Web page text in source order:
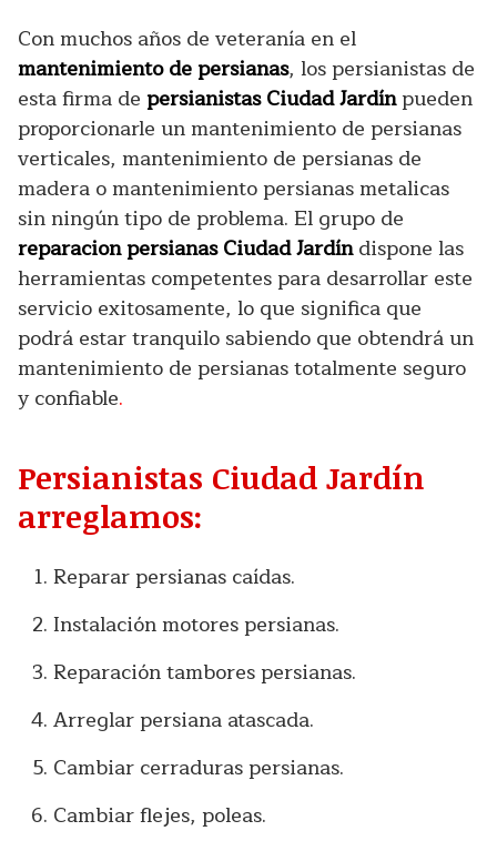
Con muchos años de veteranía en el
mantenimiento de persianas, los persianistas de
esta firma de persianistas Ciudad Jardínpueden
proporcionarle un mantenimiento de persianas
verticales, mantenimiento de persianas de
madera o mantenimiento persianas metalicas
sin ningún tipo de problema. El grupo de
reparacion persianas Ciudad Jardíndispone las
herramientas competentes para desarrollar este
servicio exitosamente, lo que significa que
podrá estar tranquilo sabiendo que obtendrá un
mantenimiento de persianas totalmente seguro
y confiable.
Persianistas Ciudad Jardín
arreglamos:
Reparar persianas caídas.
Instalación motores persianas.
Reparación tambores persianas.
Arreglar persiana atascada.
Cambiar cerraduras persianas.
Cambiar flejes, poleas.